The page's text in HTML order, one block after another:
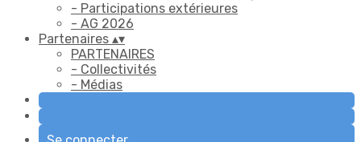
- Participations extérieures
- AG 2026
Partenaires ▴▾
PARTENAIRES
- Collectivités
- Médias